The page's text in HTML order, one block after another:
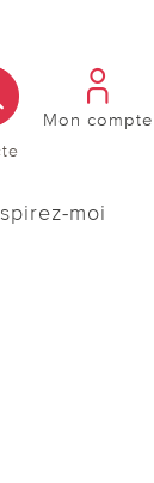
Mon compte
moi